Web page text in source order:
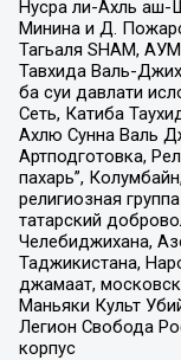
Нусра ли-Ахль аш-
Минина и Д.
Тагьаля SHAM,
Тавхида Валь-
ба суи давлати
Сеть, Катиба
Ахлю Сунна Валь
Артподготовка,
пахарь”,
религиозная
татарский
Челебиджихана,
Таджикистана,
джамаат,
Маньяки Культ
Легион Свобода
корпус